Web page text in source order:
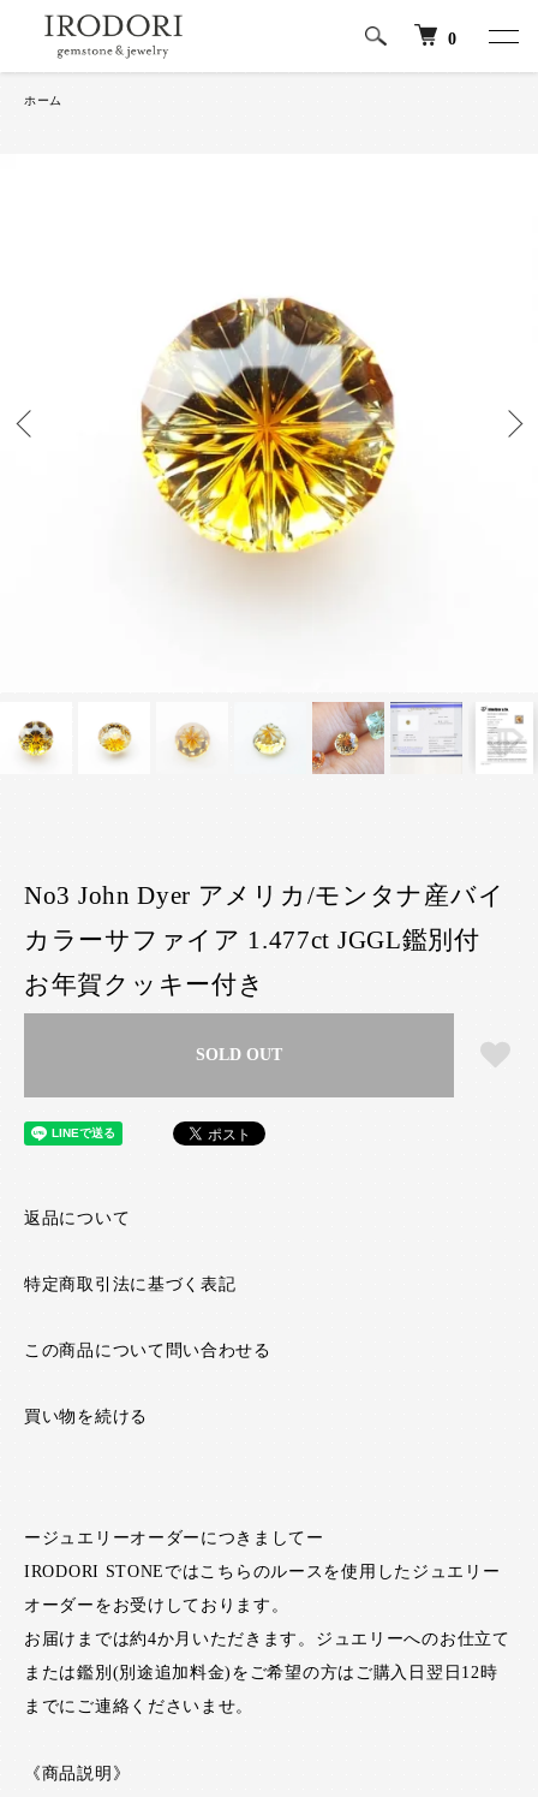
0
ホーム
No3 John Dyer アメリカ/モンタナ産バイ
カラーサファイア 1.477ct JGGL鑑別付
お年賀クッキー付き
SOLD OUT
返品について
特定商取引法に基づく表記
この商品について問い合わせる
買い物を続ける
ージュエリーオーダーにつきましてー
IRODORI STONEではこちらのルースを使用したジュエリー
オーダーをお受けしております。
お届けまでは約4か月いただきます。ジュエリーへのお仕立て
または鑑別(別途追加料金)をご希望の方はご購入日翌日12時
までにご連絡くださいませ。
《商品説明》